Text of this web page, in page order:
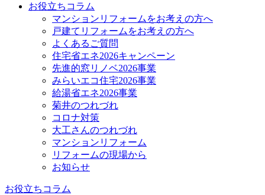
お役立ちコラム
マンションリフォームをお考えの方へ
戸建てリフォームをお考えの方へ
よくあるご質問
住宅省エネ2026キャンペーン
先進的窓リノベ2026事業
みらいエコ住宅2026事業
給湯省エネ2026事業
菊井のつれづれ
コロナ対策
大工さんのつれづれ
マンションリフォーム
リフォームの現場から
お知らせ
お役立ちコラム